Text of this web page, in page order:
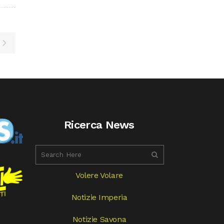
Ricerca News
Volere Volare
Notizie Imperia
Notizie Savona